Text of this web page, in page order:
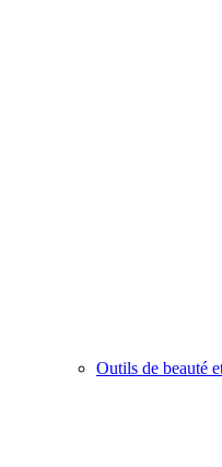
Outils de beauté